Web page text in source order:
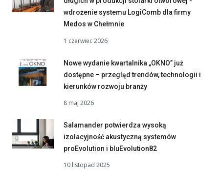
wdrożenie systemu LogiComb dla firmy
Medos w Chełmnie
1 czerwiec 2026
Nowe wydanie kwartalnika „OKNO” już
dostępne – przegląd trendów, technologii i
kierunków rozwoju branży
8 maj 2026
Salamander potwierdza wysoką
izolacyjność akustyczną systemów
proEvolution i bluEvolution82
10 listopad 2025